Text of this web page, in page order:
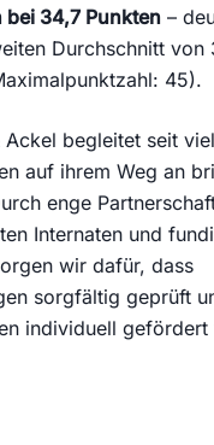
bei 34,7 Punkten–
Durchschnitt von
45).
Ackel begleitet seit
auf ihrem Weg an
enge
Internaten und
wir dafür, dass
sorgfältig geprüft
individuell gefördert